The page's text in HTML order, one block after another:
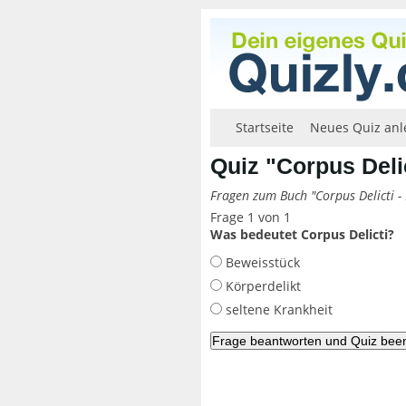
Startseite Neues Quiz
Quiz "Corpus
Fragen zum Buch "Corpus Delicti -
Frage 1 von 1
Was bedeutet Corpus Delicti?
Beweisstück
Körperdelikt
seltene Krankheit